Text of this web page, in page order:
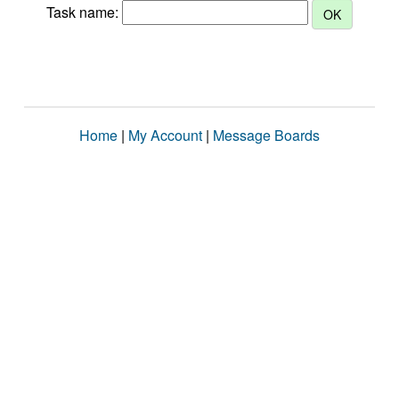
Task name:
Home | My Account | Message Boards